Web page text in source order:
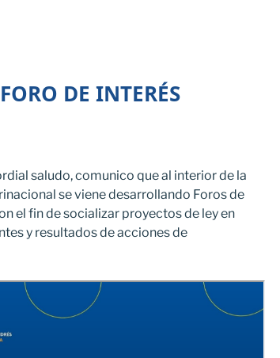
DE INTERÉS
saludo, comunico que al interior de la
se viene desarrollando Foros de
el fin de socializar proyectos de ley en
y resultados de acciones de